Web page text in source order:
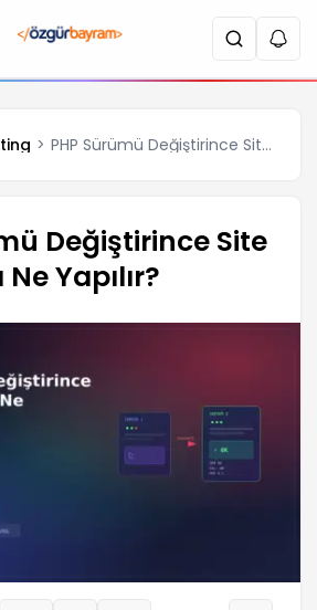
PHP Sürümü Değiştirince Site Bozulursa Ne Yapılır?
Değiştirince Site
Yapılır?